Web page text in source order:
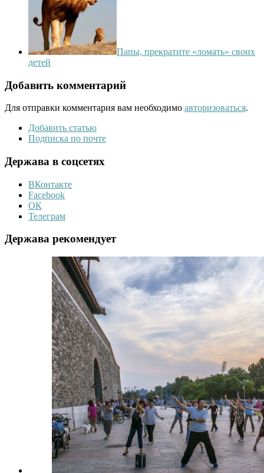
Папы, прекратите «ломать» своих
детей
Добавить комментарий
Для отправки комментария вам необходимо авторизоваться.
Добавить статью
Подписка по почте
Держава в соцсетях
ВКонтакте
Facebook
ОК
Телеграм
Держава рекомендует